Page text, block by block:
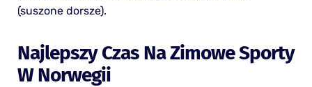
(suszone dorsze).
Najlepszy Czas Na Zimowe Sporty
W Norwegii